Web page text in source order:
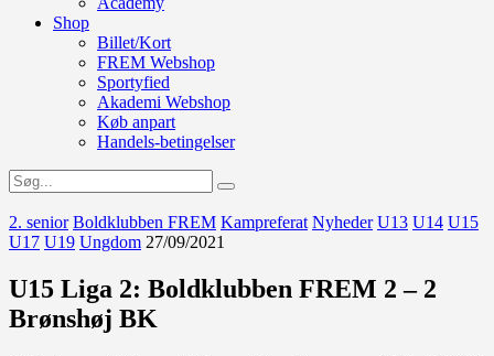
Shop
Billet/Kort
FREM Webshop
Sportyfied
Akademi Webshop
Køb anpart
Handels-betingelser
2. senior Boldklubben FREM Kampreferat Nyheder U13 U14 U15
U17 U19 Ungdom 27/09/2021
U15 Liga 2: Boldklubben FREM 2 – 2
Brønshøj BK